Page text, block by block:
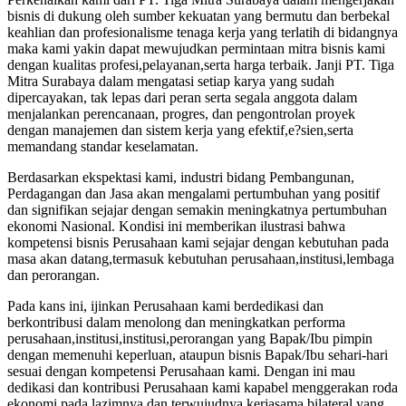
bisnis di dukung oleh sumber kekuatan yang bermutu dan berbekal
keahlian dan profesionalisme tenaga kerja yang terlatih di bidangnya
maka kami yakin dapat mewujudkan permintaan mitra bisnis kami
dengan kualitas profesi,pelayanan,serta harga terbaik. Janji PT. Tiga
Mitra Surabaya dalam mengatasi setiap karya yang sudah
dipercayakan, tak lepas dari peran serta segala anggota dalam
menjalankan perencanaan, progres, dan pengontrolan proyek
dengan manajemen dan sistem kerja yang efektif,e?sien,serta
memandang standar keselamatan.
Berdasarkan ekspektasi kami, industri bidang Pembangunan,
Perdagangan dan Jasa akan mengalami pertumbuhan yang positif
dan signifikan sejajar dengan semakin meningkatnya pertumbuhan
ekonomi Nasional. Kondisi ini memberikan ilustrasi bahwa
kompetensi bisnis Perusahaan kami sejajar dengan kebutuhan pada
masa akan datang,termasuk kebutuhan perusahaan,institusi,lembaga
dan perorangan.
Pada kans ini, ijinkan Perusahaan kami berdedikasi dan
berkontribusi dalam menolong dan meningkatkan performa
perusahaan,institusi,institusi,perorangan yang Bapak/Ibu pimpin
dengan memenuhi keperluan, ataupun bisnis Bapak/Ibu sehari-hari
sesuai dengan kompetensi Perusahaan kami. Dengan ini mau
dedikasi dan kontribusi Perusahaan kami kapabel menggerakan roda